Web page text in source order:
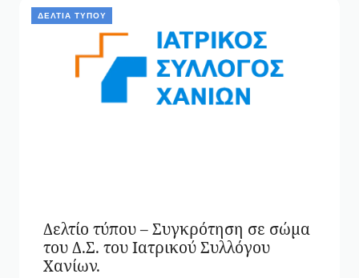
ΔΕΛΤΊΑ ΤΎΠΟΥ
Δελτίο τύπου – Συγκρότηση σε σώμα
του Δ.Σ. του Ιατρικού Συλλόγου
Χανίων.